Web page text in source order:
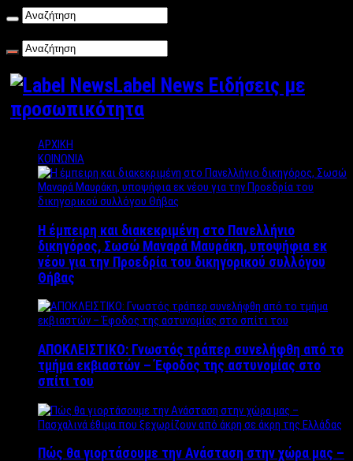
Label News Ειδήσεις με
προσωπικότητα
ΑΡΧΙΚΗ
ΚΟΙΝΩΝΙΑ
Η έμπειρη και διακεκριμένη στο Πανελλήνιο
δικηγόρος, Σωσώ Μαναρά Μαυράκη, υποψήφια εκ
νέου για την Προεδρία του δικηγορικού συλλόγου
Θήβας
ΑΠΟΚΛΕΙΣΤΙΚΟ: Γνωστός τράπερ συνελήφθη από το
τμήμα εκβιαστών – Έφοδος της αστυνομίας στο
σπίτι του
Πώς θα γιορτάσουμε την Ανάσταση στην χώρα μας –